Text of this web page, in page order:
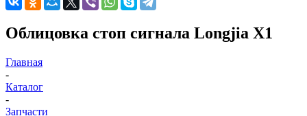
Облицовка стоп сигнала Longjia X1
Главная
-
Каталог
-
Запчасти